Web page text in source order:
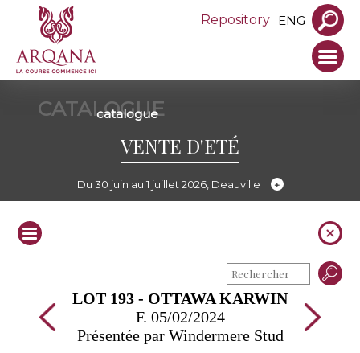
Repository ENG
CATALOGUE
catalogue
VENTE D'ETÉ
Du 30 juin au 1 juillet 2026, Deauville
LOT 193 - OTTAWA KARWIN
F. 05/02/2024
Présentée par Windermere Stud